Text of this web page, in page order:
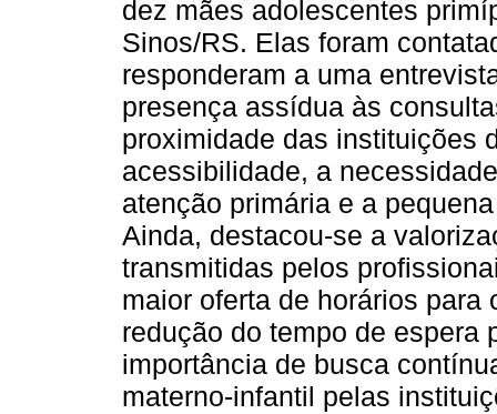
dez mães adolescentes
Sinos/RS. Elas foram
responderam a uma
presença assídua às
proximidade das instituições
acessibilidade, a
atenção primária e a
Ainda, destacou-se a
transmitidas pelos
maior oferta de horários
redução do tempo de espera
importância de busca
materno-infantil pelas